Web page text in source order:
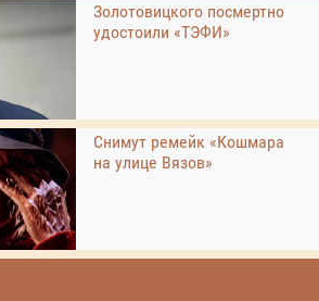
Золотовицкого посмертно
удостоили «ТЭФИ»
Снимут ремейк «Кошмара
на улице Вязов»